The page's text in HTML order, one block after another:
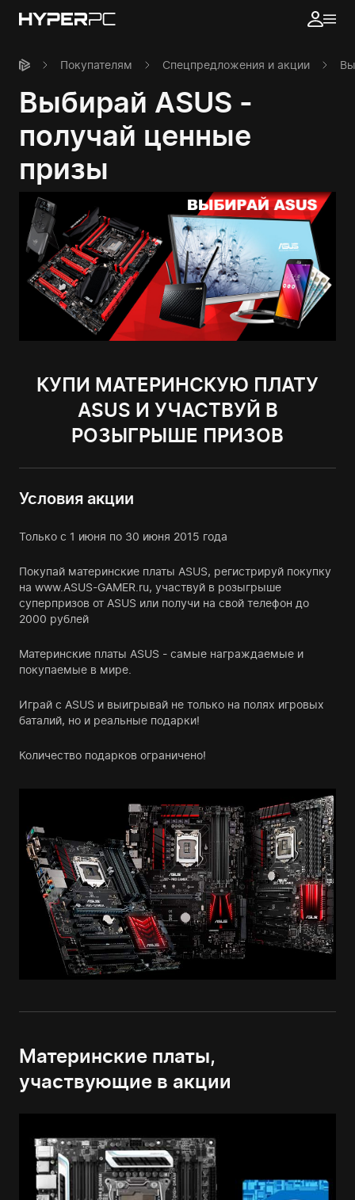
Покупателям Спецпредложения и акции
Выбирай ASUS -
получай ценные
призы
КУПИ МАТЕРИНСКУЮ ПЛАТУ
ASUS И УЧАСТВУЙ В
РОЗЫГРЫШЕ ПРИЗОВ
Условия акции
Только с 1 июня по 30 июня 2015 года
Покупай материнские платы ASUS, регистрируй покупку
на www.ASUS-GAMER.ru, участвуй в розыгрыше
суперпризов от ASUS или получи на свой телефон до
2000 рублей
Материнские платы ASUS - самые награждаемые и
покупаемые в мире.
Играй с ASUS и выигрывай не только на полях игровых
баталий, но и реальные подарки!
Количество подарков ограничено!
Материнские платы,
участвующие в акции